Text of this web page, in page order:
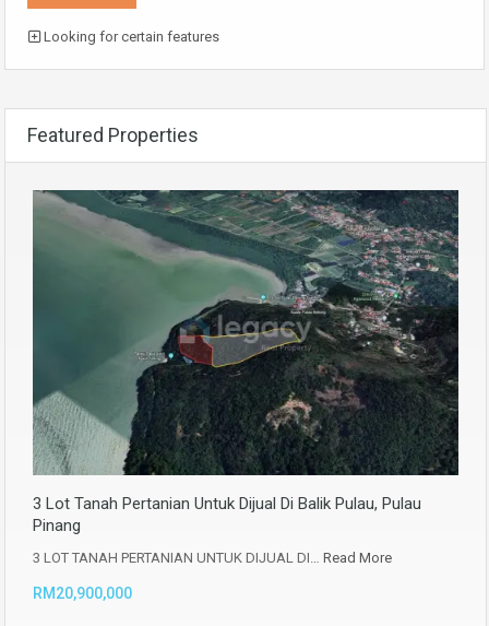
Looking for certain features
Featured Properties
3 Lot Tanah Pertanian Untuk Dijual Di Balik Pulau, Pulau
Pinang
3 LOT TANAH PERTANIAN UNTUK DIJUAL DI… Read More
RM20,900,000